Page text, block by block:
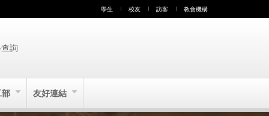
學生 校友 訪客 教會機構
詢
部 友好連結